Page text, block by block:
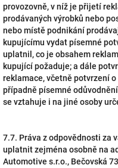
provozovně, v níž je přijetí
prodávaných výrobků nebo
nebo místě podnikání
kupujícímu vydat písemné
uplatnil, co je obsahem
kupující požaduje; a dále
reklamace, včetně potvrzení
případně písemné
se vztahuje i na jiné osoby
7.7. Práva z odpovědnosti za
uplatnit zejména osobně na
Automotive s.r.o., Bečovská